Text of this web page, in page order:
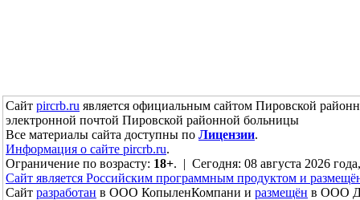
Сайт pircrb.ru является официальным сайтом Пировской
электронной почтой Пировской районной больницы
Все материалы сайта доступны по Лицензии.
Информация о сайте pircrb.ru.
Ограничение по возрасту: 18+. | Сегодня: 08 августа 2026
Сайт является Российским программным продуктом и
Сайт разработан в ООО КопыленКомпани и размещён в ООО